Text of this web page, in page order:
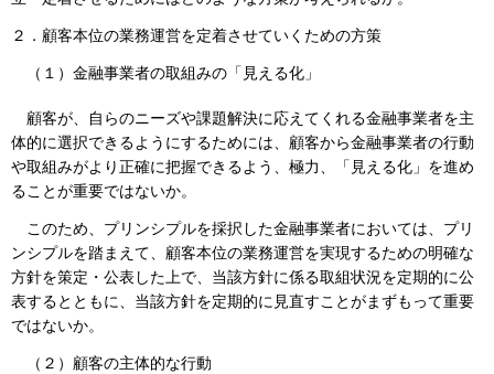
２．顧客本位の業務運営を定着させていくための方策
（１） 金融事業者の取組みの「見える化」
顧客が、自らのニーズや課題解決に応えてくれる金融事業者を主
体的に選択できるようにするためには、顧客から金融事業者の行動
や取組みがより正確に把握できるよう、極力、「見える化」を進め
ることが重要ではないか。
このため、プリンシプルを採択した金融事業者においては、プリ
ンシプルを踏まえて、顧客本位の業務運営を実現するための明確な
方針を策定・公表した上で、当該方針に係る取組状況を定期的に公
表するとともに、当該方針を定期的に見直すことがまずもって重要
ではないか。
（２） 顧客の主体的な行動